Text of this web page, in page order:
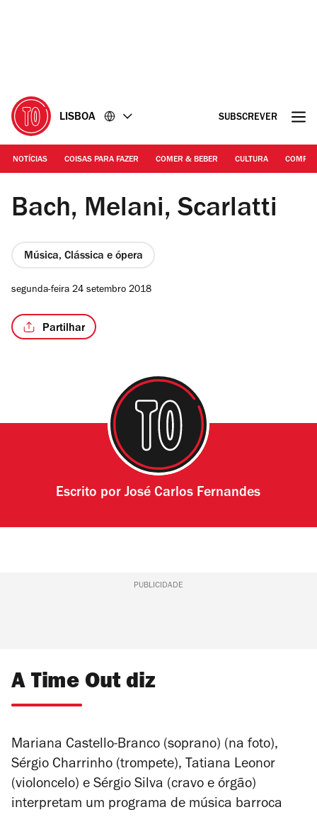
LISBOA SUBSCREVER
NOTÍCIAS COISAS PARA FAZER COMER & BEBER CULTURA
©DR | Mariana Castello-Branco
Bach, Melani, Scarlatti
Música, Clássica e ópera
segunda-feira 24 setembro 2018
Partilhar
Escrito porJosé Carlos Fernandes
PUBLICIDADE
A Time Out diz
Mariana Castello-Branco (soprano) (na foto),
Sérgio Charrinho (trompete), Tatiana Leonor
(violoncelo) e Sérgio Silva (cravo e órgão)
interpretam um programa de música barroca